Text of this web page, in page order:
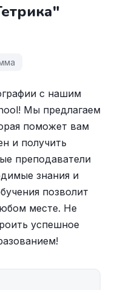
с нашим
Мы предлагаем
поможет вам
и получить
преподаватели
знания и
позволит
месте. Не
успешное